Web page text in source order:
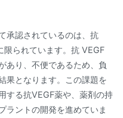
承認されているのは、抗
限られています。抗 VEGF
あり、不便であるため、負
果となります。この課題を
する抗VEGF薬や、薬剤の持
ラントの開発を進めていま